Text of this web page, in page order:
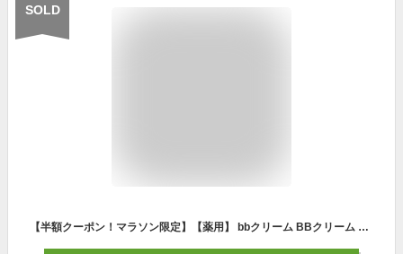
SOLD
【半額クーポン！マラソン限定】【薬用】 bbクリーム BBクリーム オールインワン ファンデーション リキッドファンデーション UV ファンデーション カバー力 シミ 隠し SPF50+/ PA++++ 美白 シワ改善 化粧下地 初雪の雫 ホワイトリンクルUVファンデ 35g